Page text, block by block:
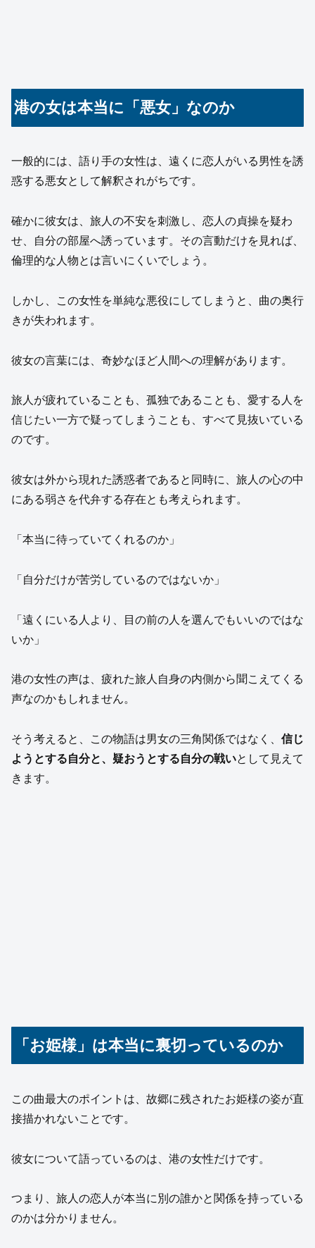
港の女は本当に「悪女」なのか
一般的には、語り手の女性は、遠くに恋人がいる男性を誘
惑する悪女として解釈されがちです。
確かに彼女は、旅人の不安を刺激し、恋人の貞操を疑わ
せ、自分の部屋へ誘っています。その言動だけを見れば、
倫理的な人物とは言いにくいでしょう。
しかし、この女性を単純な悪役にしてしまうと、曲の奥行
きが失われます。
彼女の言葉には、奇妙なほど人間への理解があります。
旅人が疲れていることも、孤独であることも、愛する人を
信じたい一方で疑ってしまうことも、すべて見抜いている
のです。
彼女は外から現れた誘惑者であると同時に、旅人の心の中
にある弱さを代弁する存在とも考えられます。
「本当に待っていてくれるのか」
「自分だけが苦労しているのではないか」
「遠くにいる人より、目の前の人を選んでもいいのではな
いか」
港の女性の声は、疲れた旅人自身の内側から聞こえてくる
声なのかもしれません。
そう考えると、この物語は男女の三角関係ではなく、 信じ
ようとする自分と、疑おうとする自分の戦いとして見えて
きます。
「お姫様」は本当に裏切っているのか
この曲最大のポイントは、故郷に残されたお姫様の姿が直
接描かれないことです。
彼女について語っているのは、港の女性だけです。
つまり、旅人の恋人が本当に別の誰かと関係を持っている
のかは分かりません。